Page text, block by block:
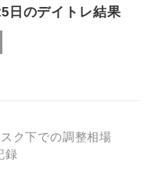
日のデイトレ結果
ク下での調整相場
録